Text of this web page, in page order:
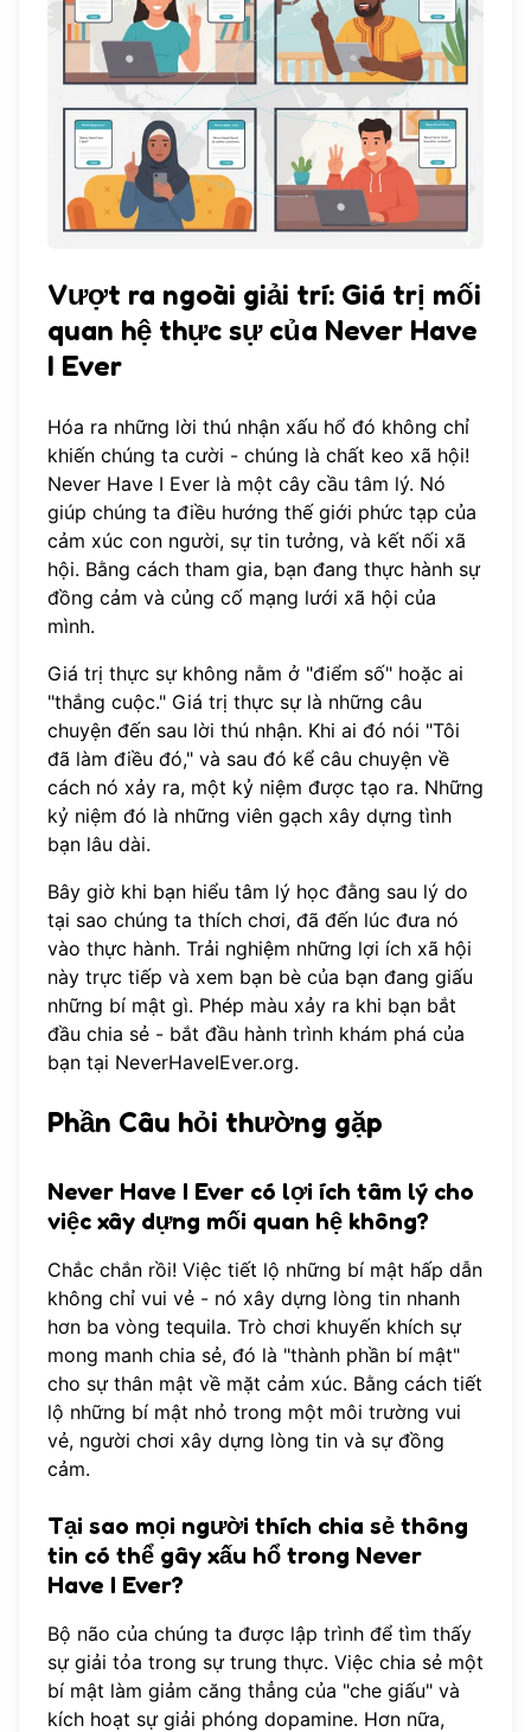
Vượt ra ngoài giải trí: Giá trị mối
quan hệ thực sự của Never Have
I Ever
Hóa ra những lời thú nhận xấu hổ đó không chỉ
khiến chúng ta cười - chúng là chất keo xã hội!
Never Have I Ever là một cây cầu tâm lý. Nó
giúp chúng ta điều hướng thế giới phức tạp của
cảm xúc con người, sự tin tưởng, và kết nối xã
hội. Bằng cách tham gia, bạn đang thực hành sự
đồng cảm và củng cố mạng lưới xã hội của
mình.
Giá trị thực sự không nằm ở "điểm số" hoặc ai
"thắng cuộc." Giá trị thực sự là những câu
chuyện đến sau lời thú nhận. Khi ai đó nói "Tôi
đã làm điều đó," và sau đó kể câu chuyện về
cách nó xảy ra, một kỷ niệm được tạo ra. Những
kỷ niệm đó là những viên gạch xây dựng tình
bạn lâu dài.
Bây giờ khi bạn hiểu tâm lý học đằng sau lý do
tại sao chúng ta thích chơi, đã đến lúc đưa nó
vào thực hành. Trải nghiệm những lợi ích xã hội
này trực tiếp và xem bạn bè của bạn đang giấu
những bí mật gì. Phép màu xảy ra khi bạn bắt
đầu chia sẻ - bắt đầu hành trình khám phá của
bạn tại NeverHaveIEver.org.
Phần Câu hỏi thường gặp
Never Have I Ever có lợi ích tâm lý cho
việc xây dựng mối quan hệ không?
Chắc chắn rồi! Việc tiết lộ những bí mật hấp dẫn
không chỉ vui vẻ - nó xây dựng lòng tin nhanh
hơn ba vòng tequila. Trò chơi khuyến khích sự
mong manh chia sẻ, đó là "thành phần bí mật"
cho sự thân mật về mặt cảm xúc. Bằng cách tiết
lộ những bí mật nhỏ trong một môi trường vui
vẻ, người chơi xây dựng lòng tin và sự đồng
cảm.
Tại sao mọi người thích chia sẻ thông
tin có thể gây xấu hổ trong Never
Have I Ever?
Bộ não của chúng ta được lập trình để tìm thấy
sự giải tỏa trong sự trung thực. Việc chia sẻ một
bí mật làm giảm căng thẳng của "che giấu" và
kích hoạt sự giải phóng dopamine. Hơn nữa,